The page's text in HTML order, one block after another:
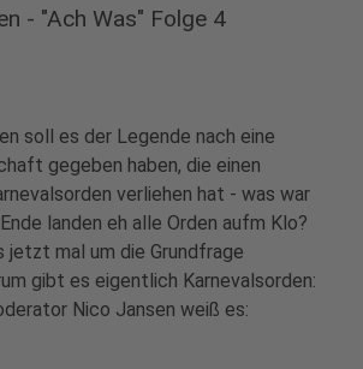
- "Ach Was" Folge 4
soll es der Legende nach eine
gegeben haben, die einen
verliehen hat - was war
landen eh alle Orden aufm Klo?
jetzt mal um die Grundfrage
gibt es eigentlich Karnevalsorden:
Nico Jansen weiß es: